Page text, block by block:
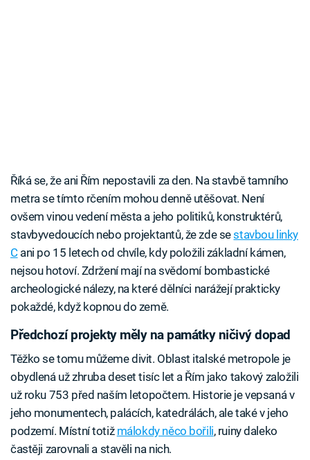
Říká se, že ani Řím nepostavili za den. Na stavbě tamního
metra se tímto rčením mohou denně utěšovat. Není
ovšem vinou vedení města a jeho politiků, konstruktérů,
stavbyvedoucích nebo projektantů, že zde sestavbou linky
Cani po 15 letech od chvíle, kdy položili základní kámen,
nejsou hotoví. Zdržení mají na svědomí bombastické
archeologické nálezy, na které dělníci narážejí prakticky
pokaždé, když kopnou do země.
Předchozí projekty měly na památky ničivý dopad
Těžko se tomu můžeme divit. Oblast italské metropole je
obydlená už zhruba deset tisíc let a Řím jako takový založili
už roku 753 před naším letopočtem. Historie je vepsaná v
jeho monumentech, palácích, katedrálách, ale také v jeho
podzemí. Místní totiž málokdy něco bořili, ruiny daleko
častěji zarovnali a stavěli na nich.